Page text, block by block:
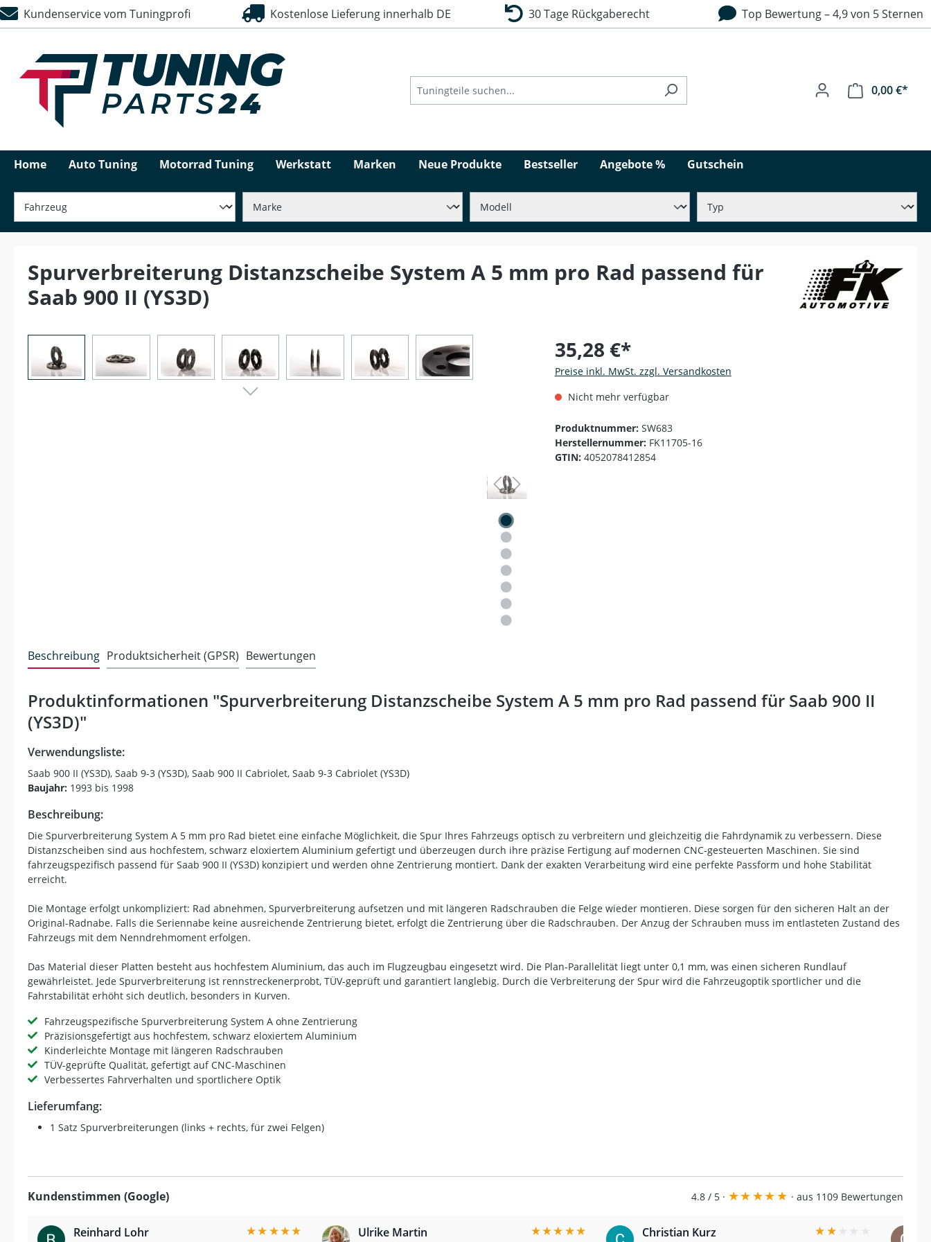
Zur Hauptnavigation springen
Kundenservice vom Tuningprofi Kostenlose Lieferung innerhalb DE 30 Tage Rückgaberecht Top Bewertung – 4,9 von 5 Sternen
0,00 €*
Home Auto Tuning Motorrad Tuning Werkstatt Marken Neue Produkte Bestseller Angebote % Gutschein
Spurverbreiterung Distanzscheibe System A 5 mm pro Rad passend für
Saab 900 II (YS3D)
35,28 €*
Preise inkl. MwSt. zzgl. Versandkosten
Nicht mehr verfügbar
Produktnummer: SW683
Herstellernummer: FK11705-16
GTIN: 4052078412854
Beschreibung Produktsicherheit (GPSR) Bewertungen
Produktinformationen "Spurverbreiterung Distanzscheibe System A 5 mm pro Rad passend für Saab 900 II
(YS3D)"
Verwendungsliste:
Saab 900 II (YS3D), Saab 9-3 (YS3D), Saab 900 II Cabriolet, Saab 9-3 Cabriolet (YS3D)
Baujahr: 1993 bis 1998
Beschreibung:
Die Spurverbreiterung System A 5 mm pro Rad bietet eine einfache Möglichkeit, die Spur Ihres Fahrzeugs optisch zu verbreitern und gleichzeitig die Fahrdynamik zu verbessern. Diese
Distanzscheiben sind aus hochfestem, schwarz eloxiertem Aluminium gefertigt und überzeugen durch ihre präzise Fertigung auf modernen CNC-gesteuerten Maschinen. Sie sind
fahrzeugspezifisch passend für Saab 900 II (YS3D) konzipiert und werden ohne Zentrierung montiert. Dank der exakten Verarbeitung wird eine perfekte Passform und hohe Stabilität
erreicht.
Die Montage erfolgt unkompliziert: Rad abnehmen, Spurverbreiterung aufsetzen und mit längeren Radschrauben die Felge wieder montieren. Diese sorgen für den sicheren Halt an der
Original-Radnabe. Falls die Seriennabe keine ausreichende Zentrierung bietet, erfolgt die Zentrierung über die Radschrauben. Der Anzug der Schrauben muss im entlasteten Zustand des
Fahrzeugs mit dem Nenndrehmoment erfolgen.
Das Material dieser Platten besteht aus hochfestem Aluminium, das auch im Flugzeugbau eingesetzt wird. Die Plan-Parallelität liegt unter 0,1 mm, was einen sicheren Rundlauf
gewährleistet. Jede Spurverbreiterung ist rennstreckenerprobt, TÜV-geprüft und garantiert langlebig. Durch die Verbreiterung der Spur wird die Fahrzeugoptik sportlicher und die
Fahrstabilität erhöht sich deutlich, besonders in Kurven.
Fahrzeugspezifische Spurverbreiterung System A ohne Zentrierung
Präzisionsgefertigt aus hochfestem, schwarz eloxiertem Aluminium
Kinderleichte Montage mit längeren Radschrauben
TÜV-geprüfte Qualität, gefertigt auf CNC-Maschinen
Verbessertes Fahrverhalten und sportlichere Optik
Lieferumfang:
1 Satz Spurverbreiterungen (links + rechts, für zwei Felgen)
Kundenstimmen (Google) 4.8 / 5 · ★★★★★ · aus 1109 Bewertungen
Reinhard Lohr ★★★★★ Ulrike Martin ★★★★★ Christian Kurz ★★